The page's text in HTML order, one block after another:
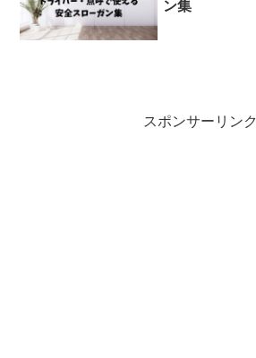
ン集
スポンサーリンク